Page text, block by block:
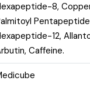
8,
12,
Caffeine.